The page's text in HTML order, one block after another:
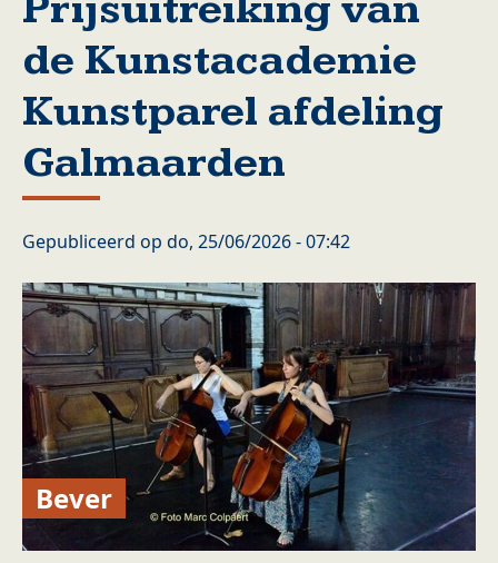
de Kunstacademie
Kunstparel afdeling
Galmaarden
Gepubliceerd op do, 25/06/2026 - 07:42
Bever